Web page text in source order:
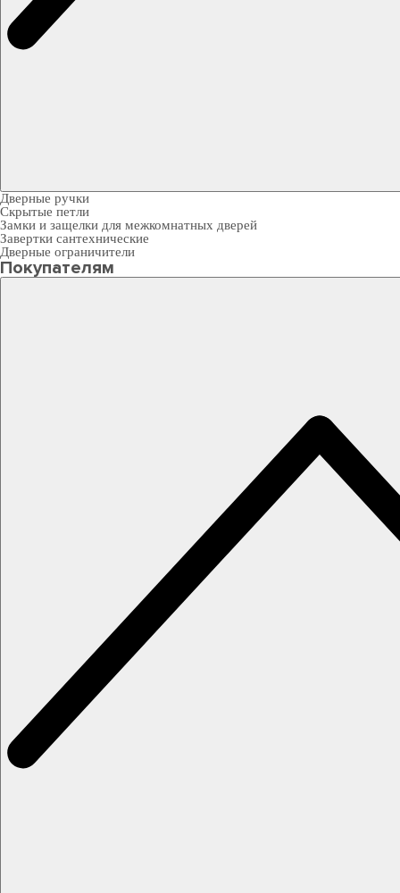
Дверные ручки
Скрытые петли
Замки и защелки для межкомнатных дверей
Завертки сантехнические
Дверные ограничители
Покупателям